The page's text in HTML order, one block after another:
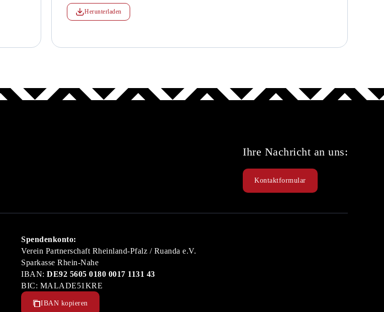
Herunterladen
Ihre Nachricht an uns:
Kontaktformular
Spendenkonto:
Verein Partnerschaft Rheinland-Pfalz / Ruanda e.V.
Sparkasse Rhein-Nahe
IBAN: DE92 5605 0180 0017 1131 43
BIC: MALADE51KRE
IBAN kopieren